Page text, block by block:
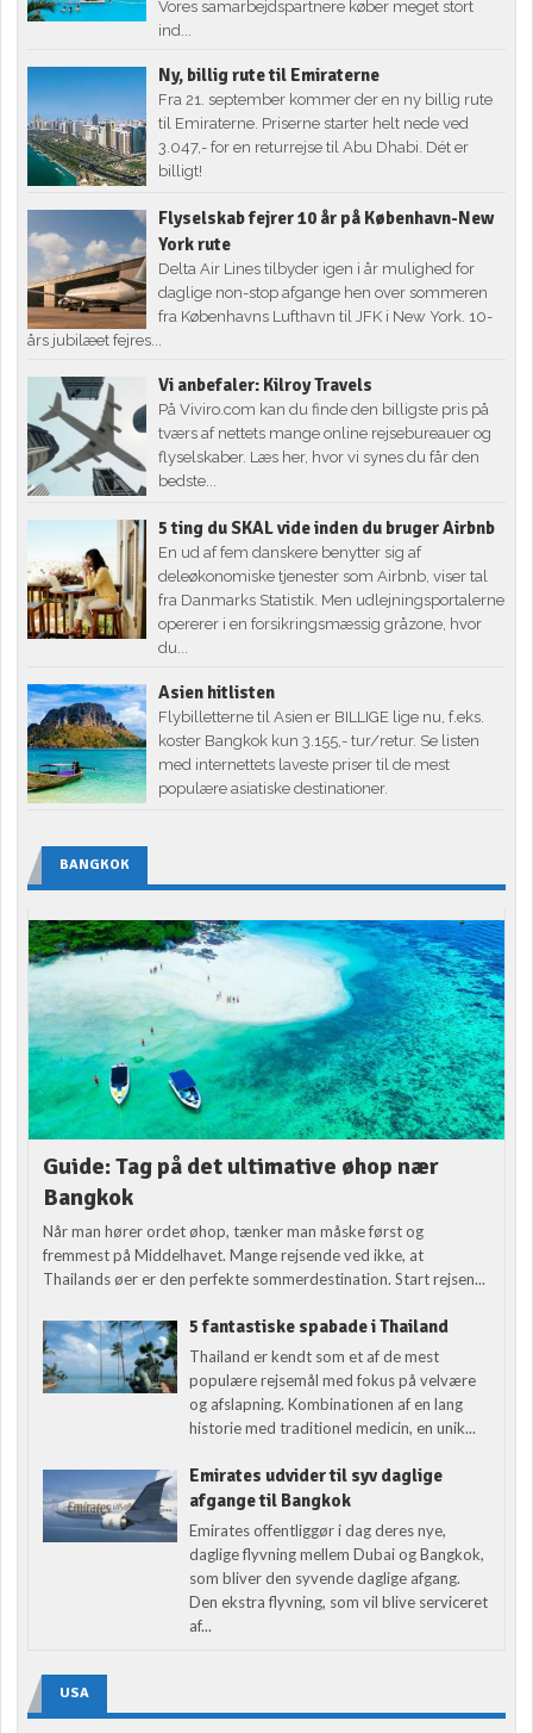
Vores samarbejdspartnere køber meget stort
ind...
Ny, billig rute til Emiraterne
Fra 21. september kommer der en ny billig rute
til Emiraterne. Priserne starter helt nede ved
3.047,- for en returrejse til Abu Dhabi. Dét er
billigt!
Flyselskab fejrer 10 år på København-New
York rute
Delta Air Lines tilbyder igen i år mulighed for
daglige non-stop afgange hen over sommeren
fra Københavns Lufthavn til JFK i New York. 10-
års jubilæet fejres...
Vi anbefaler: Kilroy Travels
På Viviro.com kan du finde den billigste pris på
tværs af nettets mange online rejsebureauer og
flyselskaber. Læs her, hvor vi synes du får den
bedste...
5 ting du SKAL vide inden du bruger Airbnb
En ud af fem danskere benytter sig af
deleøkonomiske tjenester som Airbnb, viser tal
fra Danmarks Statistik. Men udlejningsportalerne
opererer i en forsikringsmæssig gråzone, hvor
du...
Asien hitlisten
Flybilletterne til Asien er BILLIGE lige nu, f.eks.
koster Bangkok kun 3.155,- tur/retur. Se listen
med internettets laveste priser til de mest
populære asiatiske destinationer.
BANGKOK
Guide: Tag på det ultimative øhop nær
Bangkok
Når man hører ordet øhop, tænker man måske først og
fremmest på Middelhavet. Mange rejsende ved ikke, at
Thailands øer er den perfekte sommerdestination. Start rejsen...
5 fantastiske spabade i Thailand
Thailand er kendt som et af de mest
populære rejsemål med fokus på velvære
og afslapning. Kombinationen af en lang
historie med traditionel medicin, en unik...
Emirates udvider til syv daglige
afgange til Bangkok
Emirates offentliggør i dag deres nye,
daglige flyvning mellem Dubai og Bangkok,
som bliver den syvende daglige afgang.
Den ekstra flyvning, som vil blive serviceret
af...
USA